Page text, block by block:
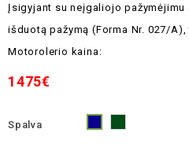
Įsigyjant su neįgaliojo
išduotąpažymą (Forma Nr. 027/A),
Motorolerio kaina:
1475€
Spalva